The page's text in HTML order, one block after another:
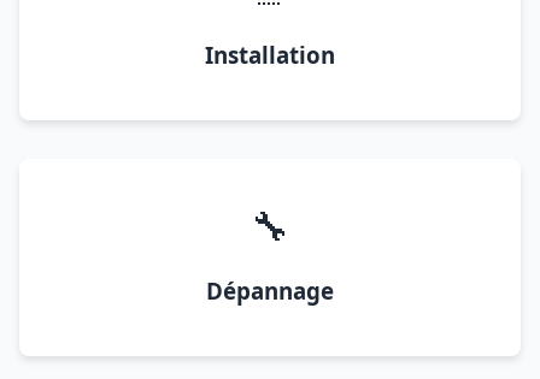
Installation
🔧
Dépannage